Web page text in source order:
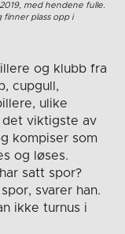
med hendene fulle.
finner plass opp i
og klubb fra
cupgull,
ulike
det viktigste av
kompiser som
og løses.
satt spor?
svarer han.
ikke turnus i